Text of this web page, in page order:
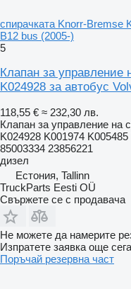
спирачката Knorr-Bremse
B12 bus (2005-)
5
Клапан за управление
K024928 за автобус
118,55 € ≈ 232,30 лв.
Клапан за управление на
K024928 K001974
85003334 23856221
дизел
Естония, Tallinn
TruckParts Eesti OÜ
Свържете се с продавача
Не можете да намерите
Изпратете заявка още
Поръчай резервна част